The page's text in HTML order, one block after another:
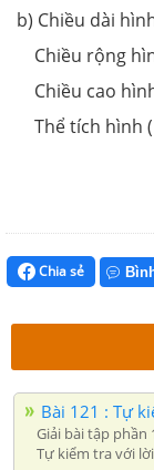
b) Chiều dài
Chiều rộng
Chiều cao
Thể tích hình
Chia sẻ
Bài 121 : Tự
Giải bài tập phần
Tự kiểm tra với